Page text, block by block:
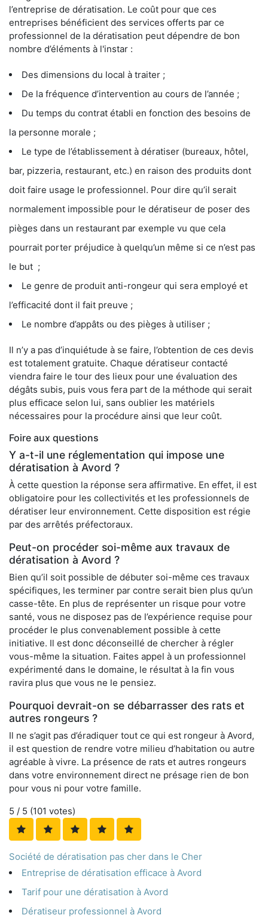
l’entreprise de dératisation. Le coût pour que ces
entreprises bénéficient des services offerts par ce
professionnel de la dératisation peut dépendre de bon
nombre d’éléments à l'instar :
Des dimensions du local à traiter ;
De la fréquence d’intervention au cours de l’année ;
Du temps du contrat établi en fonction des besoins de
la personne morale ;
Le type de l’établissement à dératiser (bureaux, hôtel,
bar, pizzeria, restaurant, etc.) en raison des produits dont
doit faire usage le professionnel. Pour dire qu’il serait
normalement impossible pour le dératiseur de poser des
pièges dans un restaurant par exemple vu que cela
pourrait porter préjudice à quelqu’un même si ce n’est pas
le but ;
Le genre de produit anti-rongeur qui sera employé et
l’efficacité dont il fait preuve ;
Le nombre d’appâts ou des pièges à utiliser ;
Il n’y a pas d’inquiétude à se faire, l’obtention de ces devis
est totalement gratuite. Chaque dératiseur contacté
viendra faire le tour des lieux pour une évaluation des
dégâts subis, puis vous fera part de la méthode qui serait
plus efficace selon lui, sans oublier les matériels
nécessaires pour la procédure ainsi que leur coût.
Foire aux questions
Y a-t-il une réglementation qui impose une
dératisation à Avord ?
À cette question la réponse sera affirmative. En effet, il est
obligatoire pour les collectivités et les professionnels de
dératiser leur environnement. Cette disposition est régie
par des arrêtés préfectoraux.
Peut-on procéder soi-même aux travaux de
dératisation à Avord ?
Bien qu’il soit possible de débuter soi-même ces travaux
spécifiques, les terminer par contre serait bien plus qu’un
casse-tête. En plus de représenter un risque pour votre
santé, vous ne disposez pas de l’expérience requise pour
procéder le plus convenablement possible à cette
initiative. Il est donc déconseillé de chercher à régler
vous-même la situation. Faites appel à un professionnel
expérimenté dans le domaine, le résultat à la fin vous
ravira plus que vous ne le pensiez.
Pourquoi devrait-on se débarrasser des rats et
autres rongeurs ?
Il ne s’agit pas d’éradiquer tout ce qui est rongeur à Avord,
il est question de rendre votre milieu d’habitation ou autre
agréable à vivre. La présence de rats et autres rongeurs
dans votre environnement direct ne présage rien de bon
pour vous ni pour votre famille.
5 / 5 (101 votes)
Société de dératisation pas cher dans le Cher
Entreprise de dératisation efficace à Avord
Tarif pour une dératisation à Avord
Dératiseur professionnel à Avord